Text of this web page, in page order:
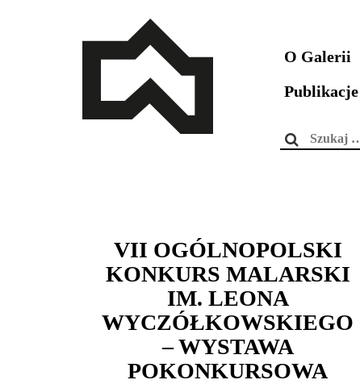
O Galerii
Publikacje
Szukaj:
VII OGÓLNOPOLSKI
KONKURS MALARSKI
IM. LEONA
WYCZÓŁKOWSKIEGO
– WYSTAWA
POKONKURSOWA